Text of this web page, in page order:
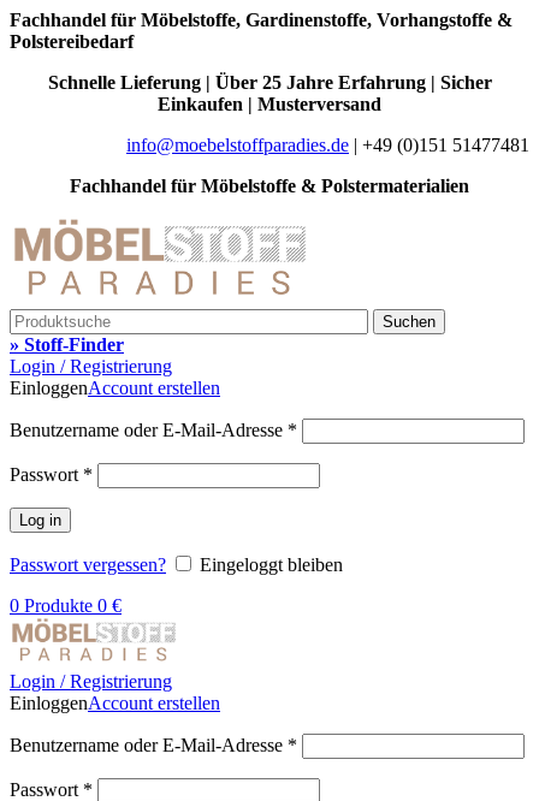
Fachhandel für Möbelstoffe, Gardinenstoffe, Vorhangstoffe &
Polstereibedarf
Schnelle Lieferung | Über 25 Jahre Erfahrung | Sicher
Einkaufen | Musterversand
info@moebelstoffparadies.de | +49 (0)151 51477481
Fachhandel für Möbelstoffe & Polstermaterialien
Suchen
» Stoff-Finder
Login / Registrierung
EinloggenAccount erstellen
Benutzername oder E-Mail-Adresse *
Passwort *
Log in
Passwort vergessen?
Eingeloggt bleiben
0 Produkte 0 €
Login / Registrierung
EinloggenAccount erstellen
Benutzername oder E-Mail-Adresse *
Passwort *